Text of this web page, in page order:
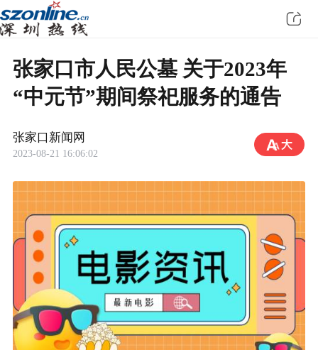
张家口市人民公墓 关于2023年
“中元节”期间祭祀服务的通告
张家口新闻网
2023-08-21 16:06:02